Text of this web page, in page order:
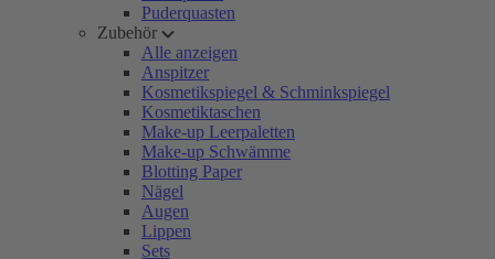
Puderquasten
Zubehör
Alle anzeigen
Anspitzer
Kosmetikspiegel & Schminkspiegel
Kosmetiktaschen
Make-up Leerpaletten
Make-up Schwämme
Blotting Paper
Nägel
Augen
Lippen
Sets